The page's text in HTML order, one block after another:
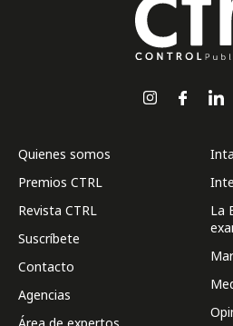
Quienes somos
Premios CTRL
Revista CTRL
Suscríbete
Contacto
Agencias
Área de expertos
La